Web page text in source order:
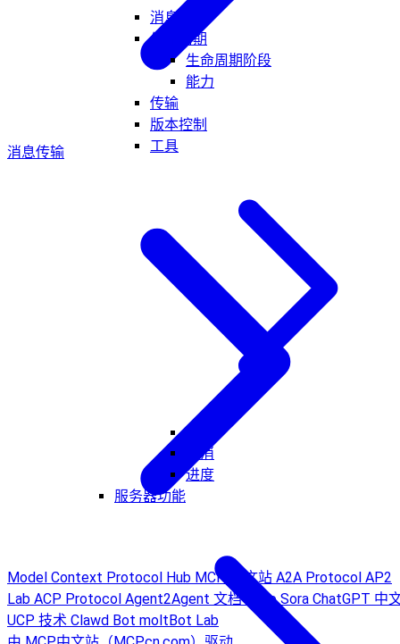
消息
生命周期
生命周期阶段
能力
传输
版本控制
工具
取消
进度
服务器功能
消息传输
Model Context Protocol Hub MCP 中文站 A2A Protocol AP2
Lab ACP Protocol Agent2Agent 文档 AI to Sora ChatGPT 中
UCP 技术 Clawd Bot moltBot Lab